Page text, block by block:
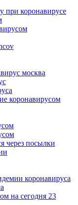
при коронавирусе
москва
коронавирусом
через посылки
коронавируса
на сегодня 23